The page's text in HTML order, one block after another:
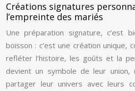
Créations signatures
l’empreinte des mariés
Une préparation signature, c’est
boisson : c’est une création unique,
refléter l’histoire, les goûts et la
devient un symbole de leur union,
partager leur univers avec leurs